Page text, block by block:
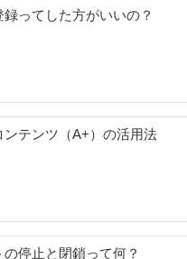
ってした方がいいの？
テンツ（A+）の活用法
停止と閉鎖って何？